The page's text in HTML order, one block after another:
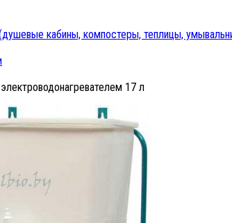
кабины, компостеры, теплицы,
17 л